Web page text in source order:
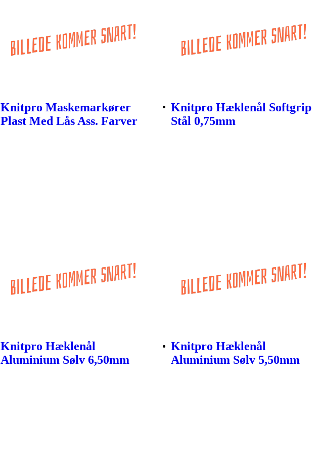
Knitpro Maskemarkører
Plast Med Lås Ass. Farver
Knitpro Hæklenål Softgrip
Stål 0,75mm
Knitpro Hæklenål
Aluminium Sølv 6,50mm
Knitpro Hæklenål
Aluminium Sølv 5,50mm